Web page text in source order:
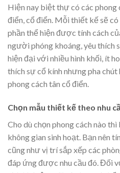
Hiện nay biệt thự có các phong
điển, cổ điển. Mỗi thiết kế sẽ
phần thể hiện được tính cách
người phóng khoáng, yêu thích
hiện đại với nhiều hình khối, ít
thích sự cổ kính nhưng pha
phong cách tân cổ điển.
Chọn mẫu thiết kế theo nhu
Cho dù chọn phong cách nào
không gian sinh hoạt. Bạn nên
cũng như vị trí sắp xếp các
đáp ứng được nhu cầu đó. Đối